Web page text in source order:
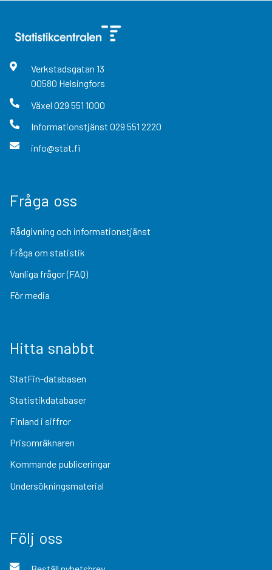
Verkstadsgatan 13
00580 Helsingfors
Växel 029 551 1000
Informationstjänst 029 551 2220
info@stat.fi
Fråga oss
Rådgivning och informationstjänst
Fråga om statistik
Vanliga frågor (FAQ)
För media
Hitta snabbt
StatFin-databasen
Statistikdatabaser
Finland i siffror
Prisomräknaren
Kommande publiceringar
Undersökningsmaterial
Följ oss